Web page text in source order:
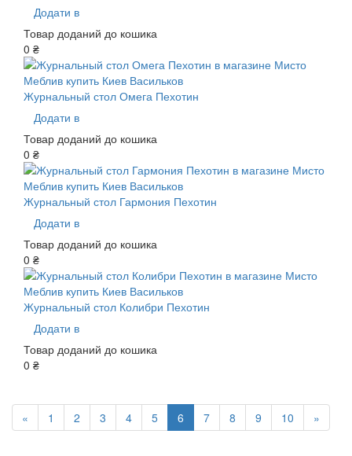
Додати в
Товар доданий до кошика
0 ₴
Журнальный стол Омега Пехотин
Додати в
Товар доданий до кошика
0 ₴
Журнальный стол Гармония Пехотин
Додати в
Товар доданий до кошика
0 ₴
Журнальный стол Колибри Пехотин
Додати в
Товар доданий до кошика
0 ₴
« 1 2 3 4 5 6 7 8 9 10 »